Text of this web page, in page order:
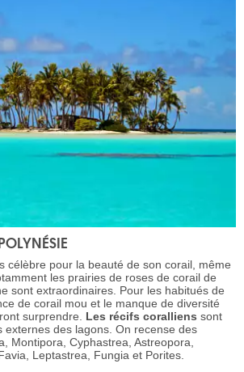
célèbre pour la beauté de son corail, même
les prairies de roses de corail de
sont extraordinaires. Pour les habitués de
de corail mou et le manque de diversité
surprendre. Les récifs coralliens sont
externes des lagons. On recense des
Montipora, Cyphastrea, Astreopora,
Leptastrea, Fungia et Porites.